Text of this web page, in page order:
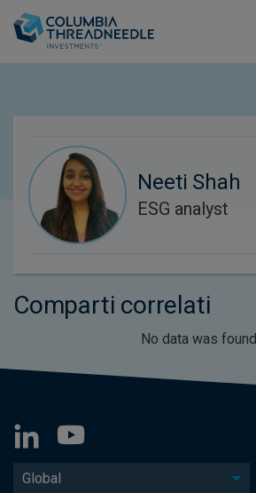
Neeti Shah
ESG analyst
Comparti correlati
No data was found
Global